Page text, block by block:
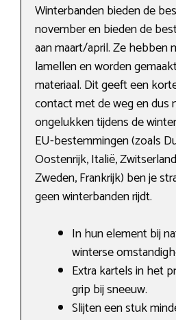
Winterbanden bieden de
november en bieden de
aan maart/april. Ze hebben
lamellen en worden
materiaal. Dit geeft een
contact met de weg en dus
ongelukken tijdens de
EU-bestemmingen (zoals
Oostenrijk, Italië,
Zweden, Frankrijk) ben je
geen winterbanden rijdt.
In hun element bij
winterse
Extra kartels in het
grip bij sneeuw.
Slijten een stuk